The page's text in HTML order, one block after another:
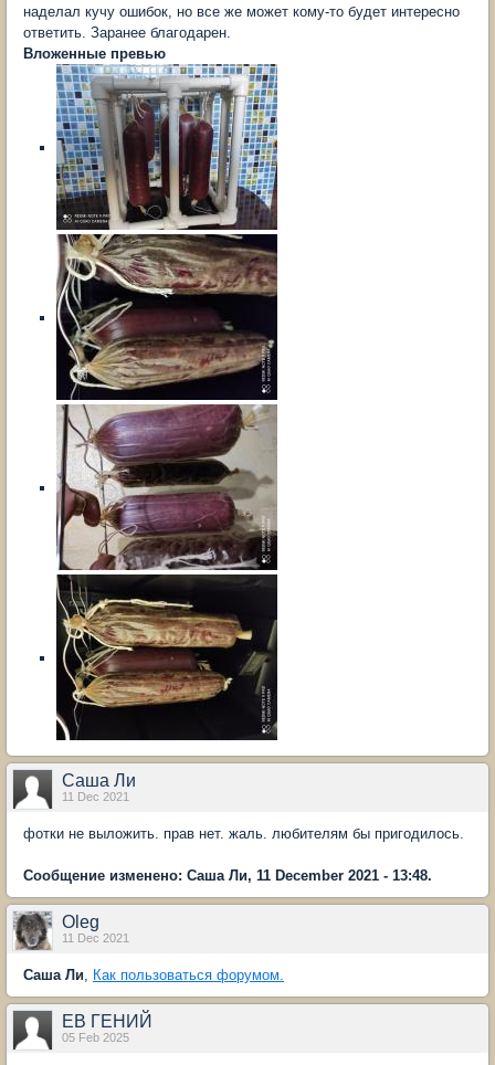
наделал кучу ошибок, но все же может кому-то будет интересно
ответить. Заранее благодарен.
Вложенные превью
Саша Ли
11 Dec 2021
фотки не выложить. прав нет. жаль. любителям бы пригодилось.
Сообщение изменено: Саша Ли, 11 December 2021 - 13:48.
Oleg
11 Dec 2021
Саша Ли, Как пользоваться форумом.
ЕВ ГЕНИЙ
05 Feb 2025